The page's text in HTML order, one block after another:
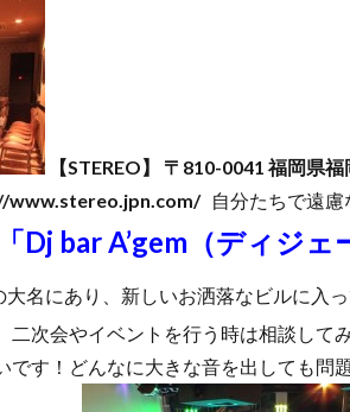
【STEREO】
〒810-0041 福岡県
www.stereo.jpn.com/自分たちで遠慮
「Dj bar A’gem（ディジ
大名にあり、新しいお洒落なビルに入
次会やイベントを行う時は相談して
です！どんなに大きな音を出しても問